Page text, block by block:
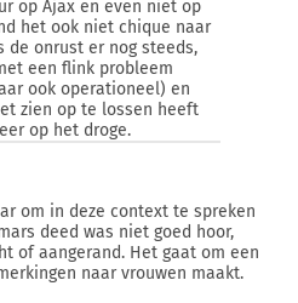
op Ajax en even niet op
het ook niet chique naar
de onrust er nog steeds,
een flink probleem
ook operationeel) en
zien op te lossen heeft
op het droge.
om in deze context te spreken
deed was niet goed hoor,
of aangerand. Het gaat om een
naar vrouwen maakt.